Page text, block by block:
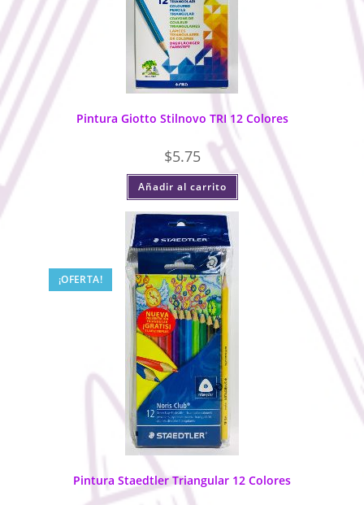
Pintura Giotto Stilnovo TRI 12 Colores
$5.75
Añadir al carrito
¡OFERTA!
Pintura Staedtler Triangular 12 Colores